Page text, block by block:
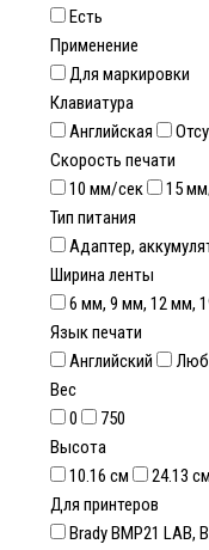
Есть
Применение
Для маркировки
Клавиатура
Английская
Скорость печати
10 мм/сек
15
Тип питания
Адаптер,
Ширина ленты
6 мм, 9 мм, 12 мм,
Язык печати
Английский
Вес
0
750
Высота
10.16 см
24.13 см
Для принтеров
Brady BMP21 LAB,